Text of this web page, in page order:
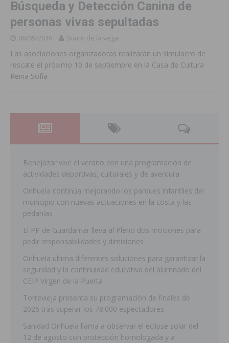
Búsqueda y Detección Canina de
personas vivas sepultadas
06/09/2016 Diario de la vega
Las asociaciones organizadoras realizarán un simulacro de
rescate el próximo 10 de septiembre en la Casa de Cultura
Reina Sofía
Benejúzar vive el verano con una programación de
actividades deportivas, culturales y de aventura
Orihuela continúa mejorando los parques infantiles del
municipio con nuevas actuaciones en la costa y las
pedanías
El PP de Guardamar lleva al Pleno dos mociones para
pedir responsabilidades y dimisiones
Orihuela ultima diferentes soluciones para garantizar la
seguridad y la continuidad educativa del alumnado del
CEIP Virgen de la Puerta
Torrevieja presenta su programación de finales de
2026 tras superar los 78.000 espectadores
Sanidad Orihuela llama a observar el eclipse solar del
12 de agosto con protección homologada y a